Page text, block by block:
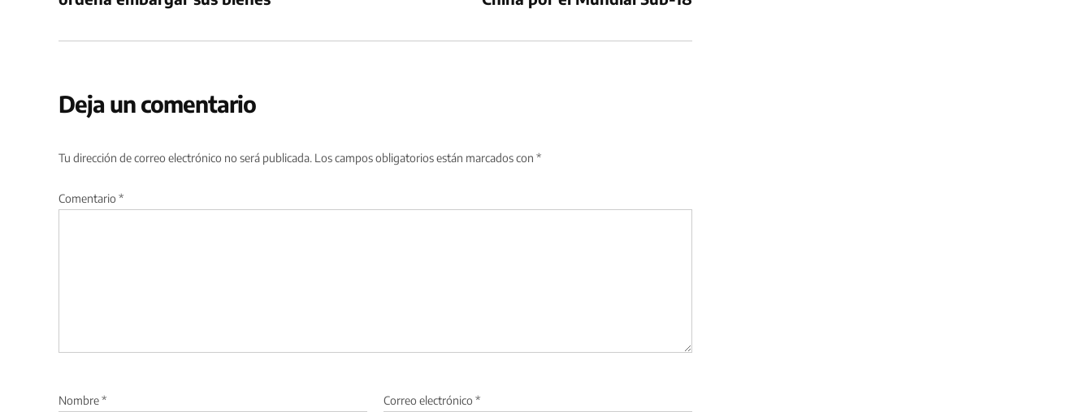
Deja un comentario
Tu dirección de correo electrónico no será publicada. Los campos obligatorios están marcados con *
Comentario *
Nombre* Correo electrónico *